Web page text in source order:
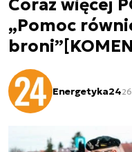
Coraz więcej
„Pomoc
Energetyka24